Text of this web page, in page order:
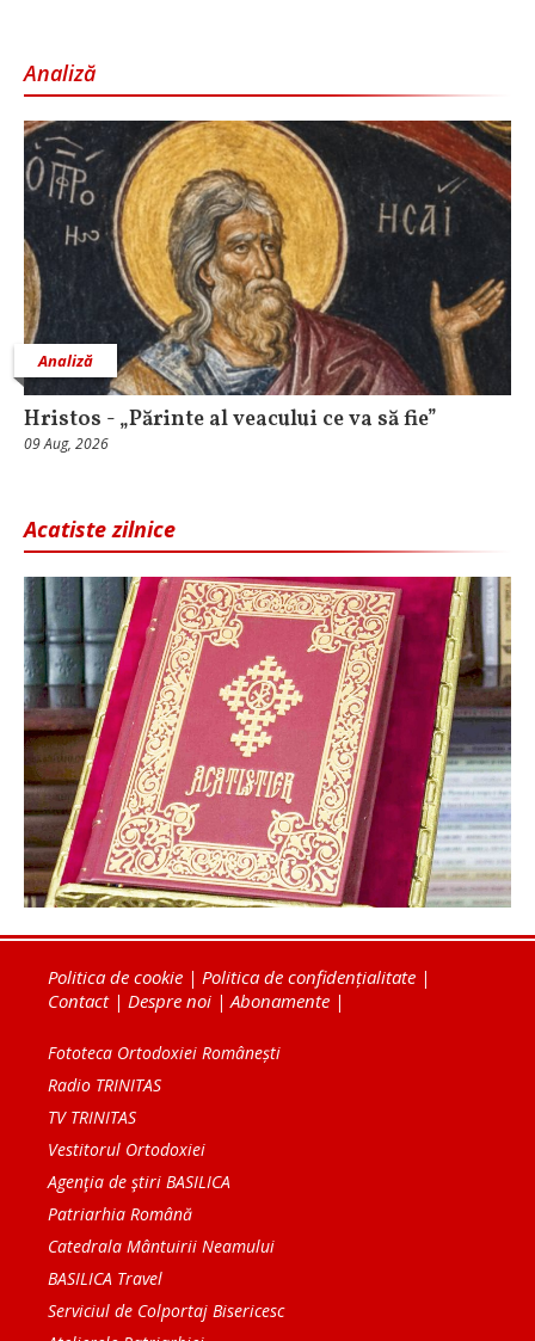
Analiză
Analiză
Hristos - „Părinte al veacului ce va să fie”
09 Aug, 2026
Acatiste zilnice
Politica de cookie | Politica de confidențialitate |
Contact| Despre noi | Abonamente |
Fototeca Ortodoxiei Românești
Radio TRINITAS
TV TRINITAS
Vestitorul Ortodoxiei
Agenţia de ştiri BASILICA
Patriarhia Română
Catedrala Mântuirii Neamului
BASILICA Travel
Serviciul de Colportaj Bisericesc